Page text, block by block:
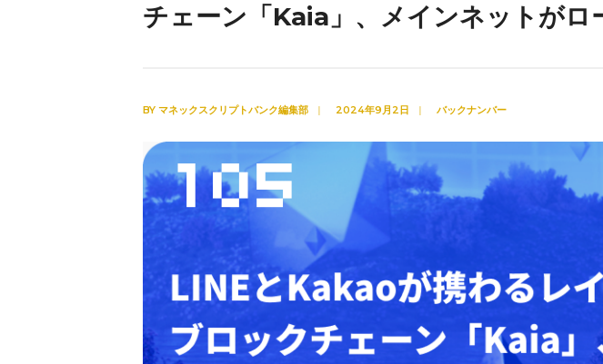
チェーン「Kaia」、メインネットがロ
BY マネックスクリプトバンク編集部 | 2024年9月2日 | バックナンバー